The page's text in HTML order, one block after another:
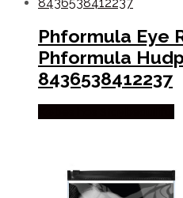
Phformula Eye
Phformula
8436538412237